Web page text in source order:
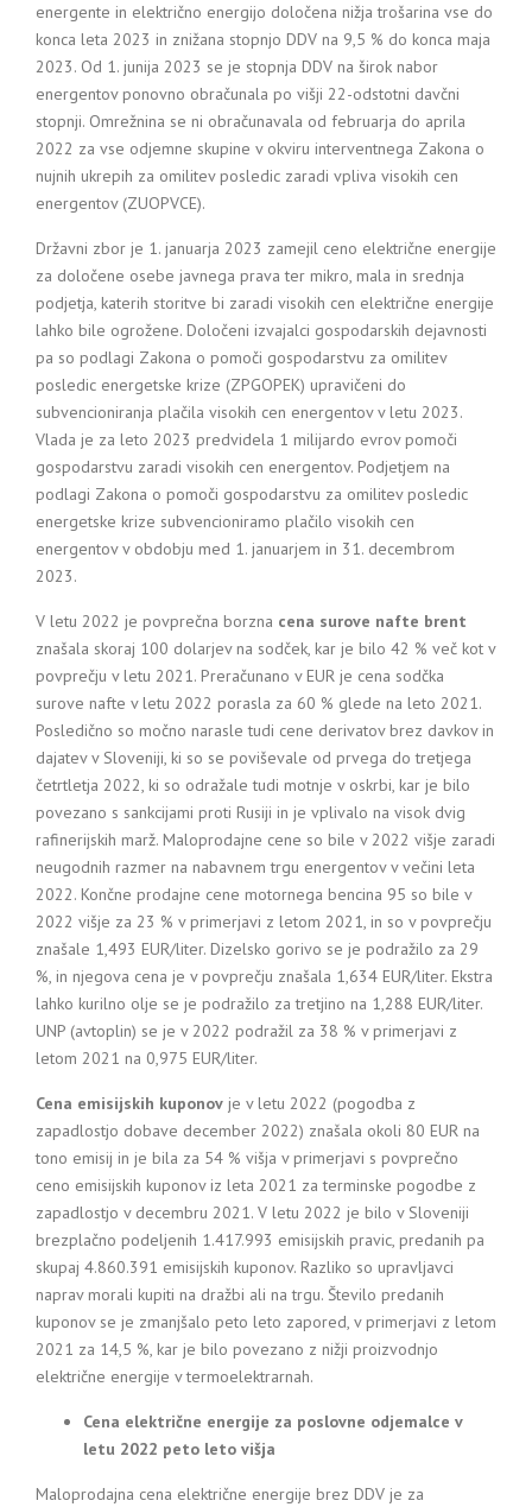
energente in električno energijo določena nižja trošarina vse do
konca leta 2023 in znižana stopnjo DDV na 9,5 % do konca maja
2023. Od 1. junija 2023 se je stopnja DDV na širok nabor
energentov ponovno obračunala po višji 22-odstotni davčni
stopnji. Omrežnina se ni obračunavala od februarja do aprila
2022 za vse odjemne skupine v okviru interventnega Zakona o
nujnih ukrepih za omilitev posledic zaradi vpliva visokih cen
energentov (ZUOPVCE).
Državni zbor je 1. januarja 2023 zamejil ceno električne energije
za določene osebe javnega prava ter mikro, mala in srednja
podjetja, katerih storitve bi zaradi visokih cen električne energije
lahko bile ogrožene. Določeni izvajalci gospodarskih dejavnosti
pa so podlagi Zakona o pomoči gospodarstvu za omilitev
posledic energetske krize (ZPGOPEK) upravičeni do
subvencioniranja plačila visokih cen energentov v letu 2023.
Vlada je za leto 2023 predvidela 1 milijardo evrov pomoči
gospodarstvu zaradi visokih cen energentov. Podjetjem na
podlagi Zakona o pomoči gospodarstvu za omilitev posledic
energetske krize subvencioniramo plačilo visokih cen
energentov v obdobju med 1. januarjem in 31. decembrom
2023.
V letu 2022 je povprečna borzna cena surove nafte brent
znašala skoraj 100 dolarjev na sodček, kar je bilo 42 % več kot v
povprečju v letu 2021. Preračunano v EUR je cena sodčka
surove nafte v letu 2022 porasla za 60 % glede na leto 2021.
Posledično so močno narasle tudi cene derivatov brez davkov in
dajatev v Sloveniji, ki so se poviševale od prvega do tretjega
četrtletja 2022, ki so odražale tudi motnje v oskrbi, kar je bilo
povezano s sankcijami proti Rusiji in je vplivalo na visok dvig
rafinerijskih marž. Maloprodajne cene so bile v 2022 višje zaradi
neugodnih razmer na nabavnem trgu energentov v večini leta
2022. Končne prodajne cene motornega bencina 95 so bile v
2022 višje za 23 % v primerjavi z letom 2021, in so v povprečju
znašale 1,493 EUR/liter. Dizelsko gorivo se je podražilo za 29
%, in njegova cena je v povprečju znašala 1,634 EUR/liter. Ekstra
lahko kurilno olje se je podražilo za tretjino na 1,288 EUR/liter.
UNP (avtoplin) se je v 2022 podražil za 38 % v primerjavi z
letom 2021 na 0,975 EUR/liter.
Cena emisijskih kuponov je v letu 2022 (pogodba z
zapadlostjo dobave december 2022) znašala okoli 80 EUR na
tono emisij in je bila za 54 % višja v primerjavi s povprečno
ceno emisijskih kuponov iz leta 2021 za terminske pogodbe z
zapadlostjo v decembru 2021. V letu 2022 je bilo v Sloveniji
brezplačno podeljenih 1.417.993 emisijskih pravic, predanih pa
skupaj 4.860.391 emisijskih kuponov. Razliko so upravljavci
naprav morali kupiti na dražbi ali na trgu. Število predanih
kuponov se je zmanjšalo peto leto zapored, v primerjavi z letom
2021 za 14,5 %, kar je bilo povezano z nižji proizvodnjo
električne energije v termoelektrarnah.
Cena električne energije za poslovne odjemalce v
letu 2022 peto leto višja
Maloprodajna cena električne energije brez DDV je za